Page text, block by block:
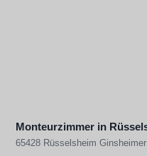
Monteurzimmer in
65428 Rüsselsheim